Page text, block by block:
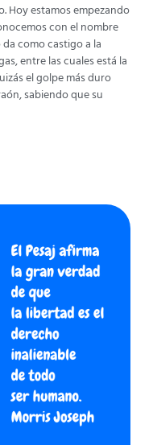
Hoy estamos empezando
con el nombre
como castigo a la
entre las cuales está la
el golpe más duro
sabiendo que su